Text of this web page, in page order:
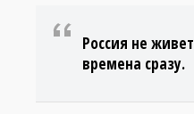
Россия не
времена сразу.